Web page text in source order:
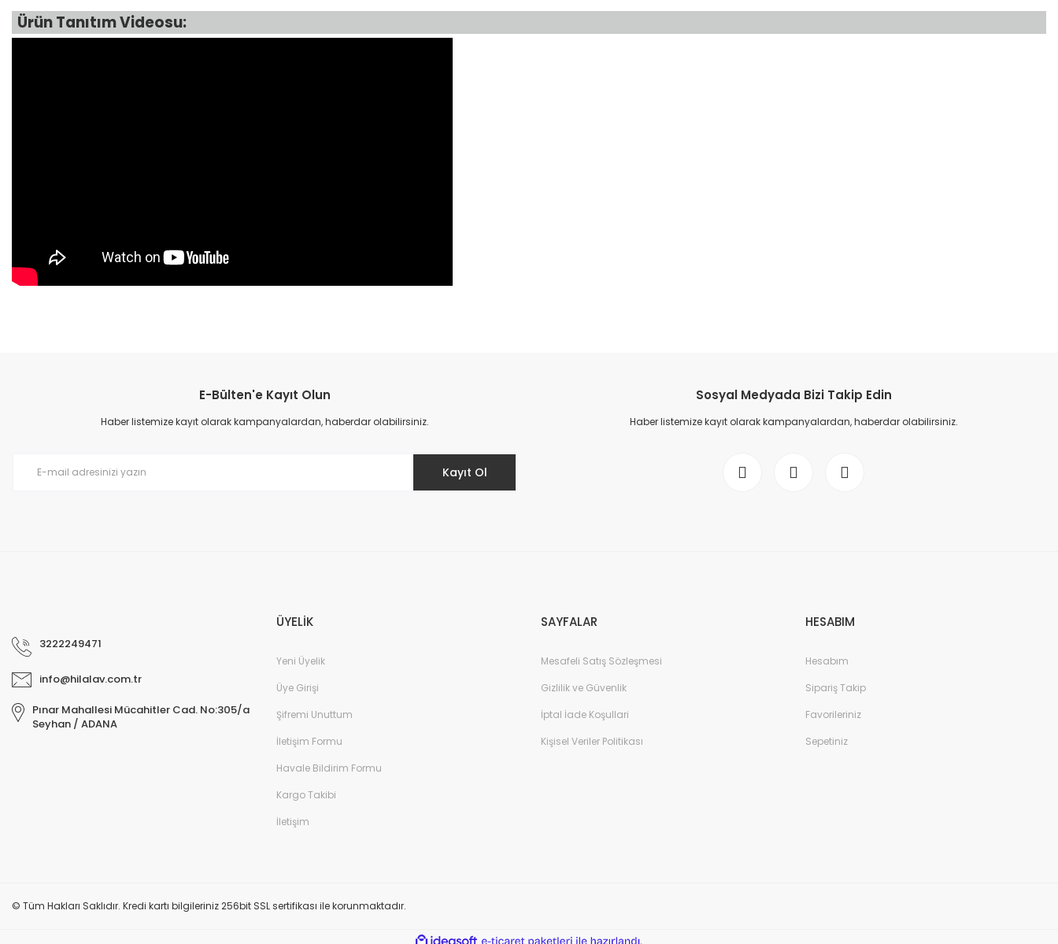
Ürün Tanıtım Videosu:
Ürün resmi kalitesiz, bozuk veya görüntülenemiyor.
Ürün açıklamasında eksik bilgiler bulunuyor.
E-Bülten'e Kayıt Olun
Haber listemize kayıt olarak kampanyalardan, haberdar olabilirsiniz.
Kayıt Ol
Sosyal Medyada Bizi Takip Edin
Haber listemize kayıt olarak kampanyalardan, haberdar olabilirsiniz.
3222249471
info@hilalav.com.tr
Pınar Mahallesi Mücahitler Cad. No:305/a
Seyhan / ADANA
ÜYELİK
Yeni Üyelik
Üye Girişi
Şifremi Unuttum
İletişim Formu
Havale Bildirim Formu
Kargo Takibi
İletişim
SAYFALAR
Mesafeli Satış Sözleşmesi
Gizlilik ve Güvenlik
İptal İade Koşullari
Kişisel Veriler Politikası
HESABIM
Hesabım
Sipariş Takip
Favorileriniz
Sepetiniz
© Tüm Hakları Saklıdır. Kredi kartı bilgileriniz 256bit SSL sertifikası ile korunmaktadır.
ideasoft e-